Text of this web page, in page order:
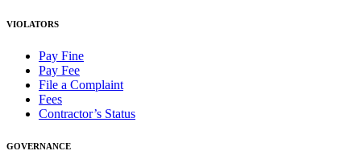
VIOLATORS
Pay Fine
Pay Fee
File a Complaint
Fees
Contractor’s Status
GOVERNANCE